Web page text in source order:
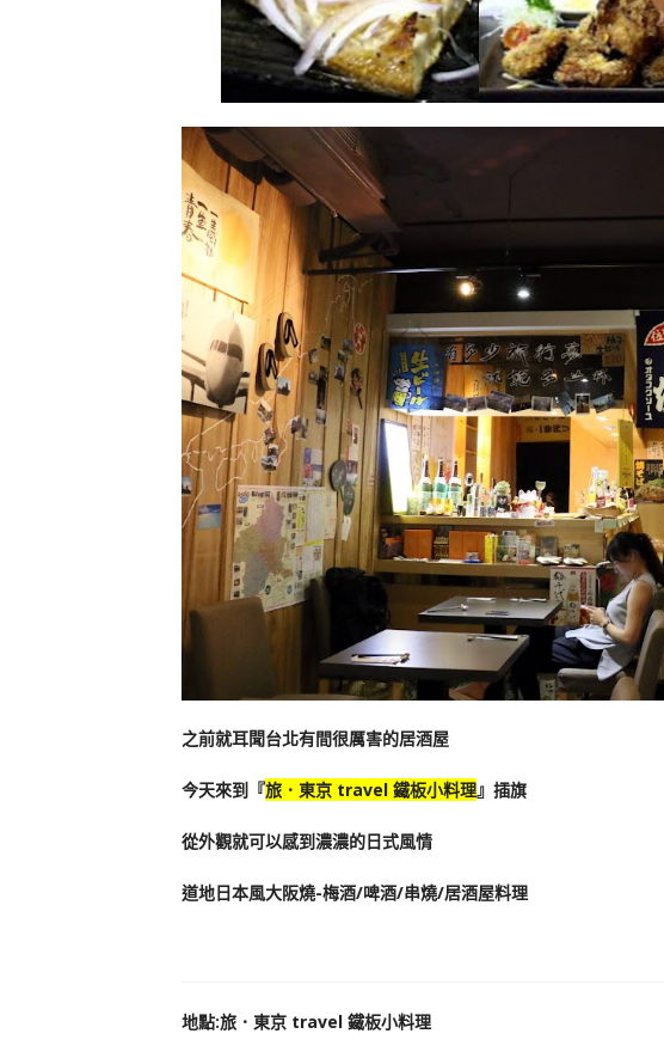
之前就耳聞台北有間很厲害的居酒屋
今天來到『旅．東京 travel 鐵板小料理』插旗
從外觀就可以感到濃濃的日式風情
道地日本風大阪燒-梅酒/啤酒/串燒/居酒屋料理
地點:旅．東京 travel 鐵板小料理